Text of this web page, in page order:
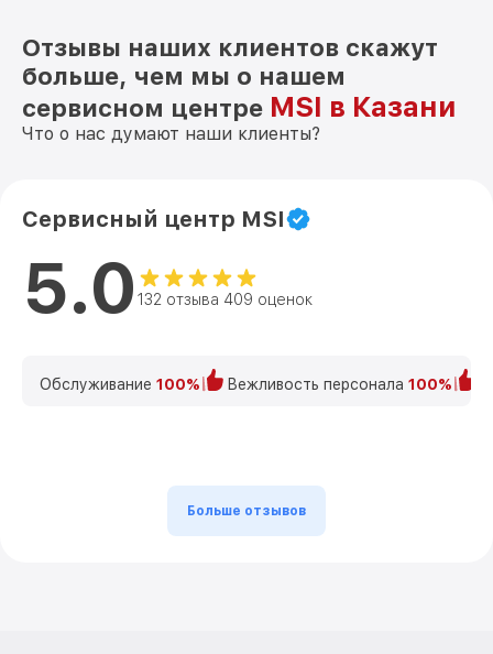
Отзывы наших клиентов скажут
больше, чем мы о нашем
сервисном центре MSI в Казани
Что о нас думают наши клиенты?
Сервисный центр MSI
5.0 132 отзыва 409 оценок
Обслуживание 100% Вежливость персонала 100%
Больше отзывов